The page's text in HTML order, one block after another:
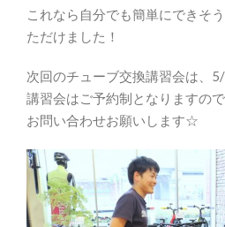
これなら自分でも簡単にできそ
ただけました！
次回のチューブ交換講習会は、
講習会はご予約制となりますの
お問い合わせお願いします☆